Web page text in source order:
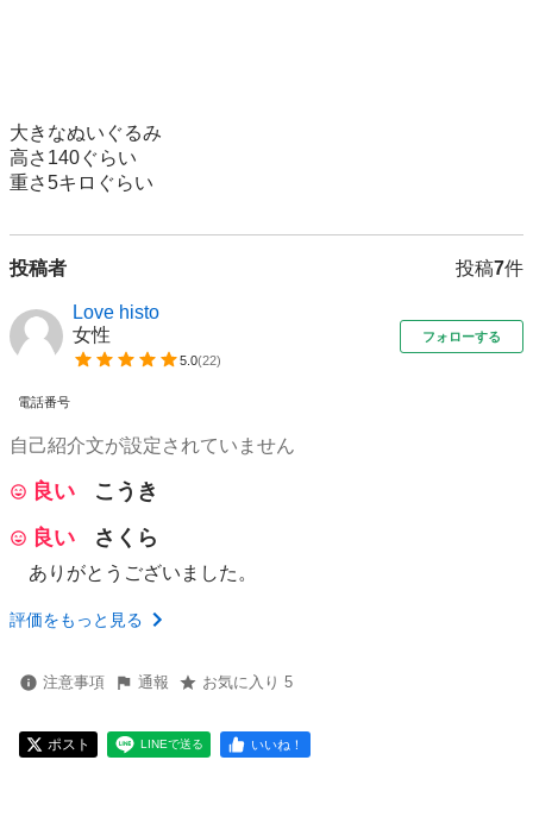
大きなぬいぐるみ
高さ140ぐらい
重さ5キロぐらい
投稿者 投稿7件
Love histo
女性
5.0(22)
フォローする
電話番号
自己紹介文が設定されていません
良い
こうき
良い
さくら
ありがとうございました。
評価をもっと見る
注意事項 通報 お気に入り 5
ポスト LINEで送る いいね！